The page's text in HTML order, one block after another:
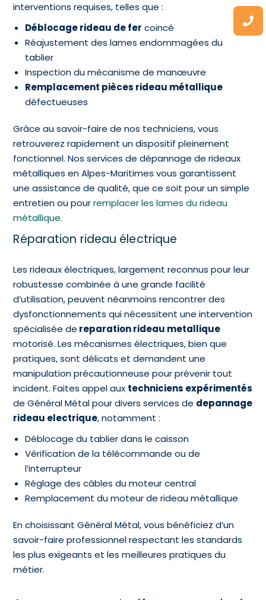
interventions requises, telles que :
Déblocage rideau de fer coincé
Réajustement des lames endommagées du
tablier
Inspection du mécanisme de manœuvre
Remplacement pièces rideau métallique
défectueuses
Grâce au savoir-faire de nos techniciens, vous
retrouverez rapidement un dispositif pleinement
fonctionnel. Nos services de dépannage de rideaux
métalliques en Alpes-Maritimes vous garantissent
une assistance de qualité, que ce soit pour un simple
entretien ou pourremplacer les lames du rideau
métallique.
Réparation rideau électrique
Les rideaux électriques, largement reconnus pour leur
robustesse combinée à une grande facilité
d’utilisation, peuvent néanmoins rencontrer des
dysfonctionnements qui nécessitent une intervention
spécialisée de reparation rideau metallique
motorisé. Les mécanismes électriques, bien que
pratiques, sont délicats et demandent une
manipulation précautionneuse pour prévenir tout
incident. Faites appel aux techniciens expérimentés
de Général Métal pour divers services de depannage
rideau electrique, notamment :
Déblocage du tablier dans le caisson
Vérification de la télécommande ou de
l’interrupteur
Réglage des câbles du moteur central
Remplacement du moteur de rideau métallique
En choisissant Général Métal, vous bénéficiez d’un
savoir-faire professionnel respectant les standards
les plus exigeants et les meilleures pratiques du
métier.